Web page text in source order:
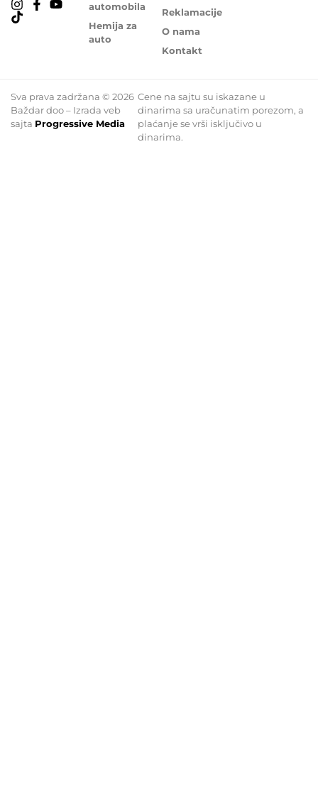
automobila
Hemija za
auto
Reklamacije
O nama
Kontakt
Sva prava zadržana © 2026
Baždar doo – Izrada veb
sajta Progressive Media
Cene na sajtu su iskazane u
dinarima sa uračunatim porezom, a
plaćanje se vrši isključivo u
dinarima.